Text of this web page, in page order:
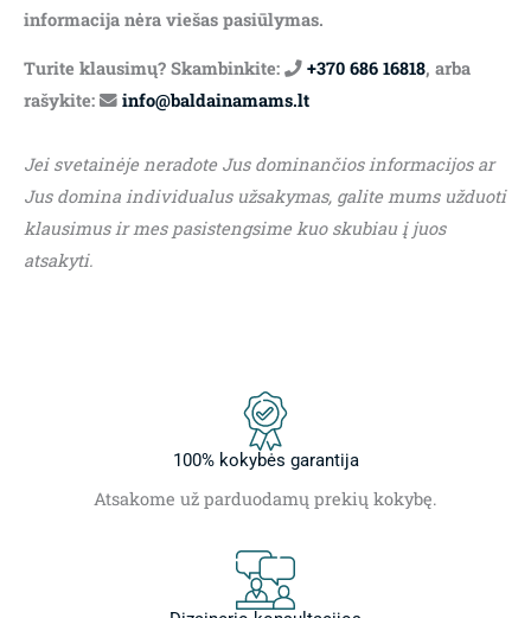
informacija nėra viešas pasiūlymas.
Turite klausimų? Skambinkite: +370 686 16818, arba
rašykite:
info@baldainamams.lt
Jei svetainėje neradote Jus dominančios informacijos ar
Jus domina individualus užsakymas, galite mums užduoti
klausimus ir mes pasistengsime kuo skubiau į juos
atsakyti.
100% kokybės garantija
Atsakome už parduodamų prekių kokybę.